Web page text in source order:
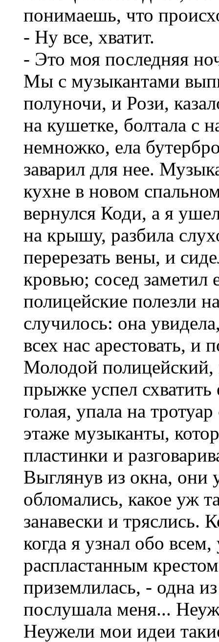
понимаешь, что
- Ну все, хватит.
- Это моя последняя
Мы с музыкантами
полуночи, и Рози,
на кушетке, болтала с
немножко, ела
заварил для нее.
кухне в новом
вернулся Коди, а я
на крышу, разбила
перерезать вены, и
кровью; сосед заметил
полицейские полезли
случилось: она
всех нас арестовать,
Молодой полицейский,
прыжке успел схватить
голая, упала на
этаже музыканты,
пластинки и
Выглянув из окна, они
обломались, какое уж
занавески и
когда я узнал обо всем,
распластанным
приземлилась, - одна
послушала меня...
Неужели мои идеи